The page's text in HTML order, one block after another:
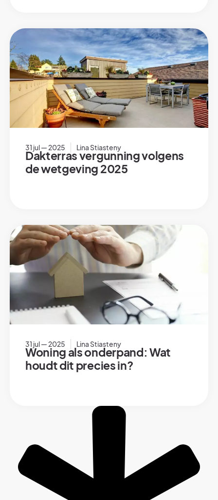
31 jul — 2025 Lina Stiasteny
Dakterras vergunning volgens
de wetgeving 2025
31 jul — 2025 Lina Stiasteny
Woning als onderpand: Wat
houdt dit precies in?